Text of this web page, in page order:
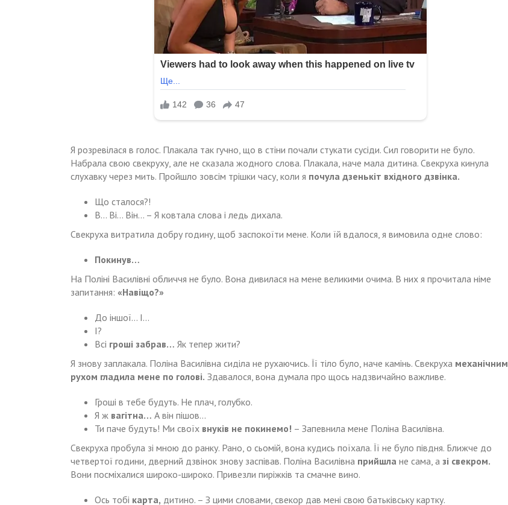
Я розревілася в голос. Плакала так гучно, що в стіни почали стукати сусіди. Сил говорити не було.
Набрала свою свекруху, але не сказала жодного слова. Плакала, наче мала дитина. Свекруха кинула
слухавку через мить. Пройшло зовсім трішки часу, коли я почула дзенькіт вхідного дзвінка.
Що сталося?!
В… Ві… Він… – Я ковтала слова і ледь дихала.
Свекруха витратила добру годину, щоб заспокоїти мене. Коли їй вдалося, я вимовила одне слово:
Покинув…
На Поліні Василівні обличчя не було. Вона дивилася на мене великими очима. В них я прочитала німе
запитання: «Навіщо?»
До іншої… І…
І?
Всі гроші забрав… Як тепер жити?
Я знову заплакала. Поліна Василівна сиділа не рухаючись. Її тіло було, наче камінь. Свекруха механічним
рухом гладила мене по голові. Здавалося, вона думала про щось надзвичайно важливе.
Гроші в тебе будуть. Не плач, голубко.
Я ж вагітна… А він пішов…
Ти паче будуть! Ми своїх внуків не покинемо! – Запевнила мене Поліна Василівна.
Свекруха пробула зі мною до ранку. Рано, о сьомій, вона кудись поїхала. Її не було півдня. Ближче до
четвертої години, дверний дзвінок знову заспівав. Поліна Василівна прийшла не сама, а зі свекром.
Вони посміхалися широко-широко. Привезли пиріжків та смачне вино.
Ось тобі карта, дитино. – З цими словами, свекор дав мені свою батьківську картку.